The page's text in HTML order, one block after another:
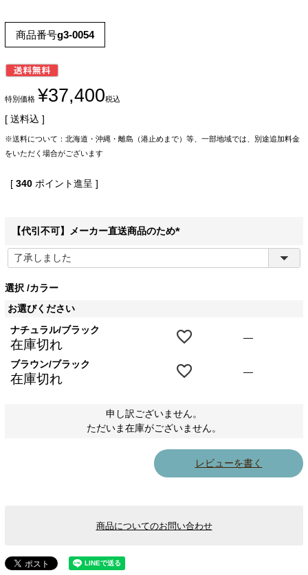
商品番号g3-0054
特別価格 ¥37,400税込
送料込
※送料について：北海道・沖縄・離島（港止めまで）等、一部地域では、別途追加料金
をいただく場合がございます
[ 340 ポイント進呈 ]
【代引不可】メーカー直送商品のため
(
選択
カラー
お選びください
ナチュラル/ブラック
在庫切れ
—
ブラウン/ブラック
在庫切れ
—
申し訳ございません。
ただいま在庫がございません。
レビューを書く
商品についてのお問い合わせ